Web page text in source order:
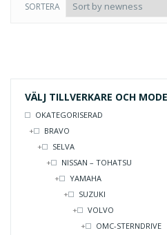
SORTERA
VÄLJ TILLVERKARE OCH
OKATEGORISERAD
BRAVO
SELVA
NISSAN – TOHATSU
YAMAHA
SUZUKI
VOLVO
OMC-STERNDRIVE